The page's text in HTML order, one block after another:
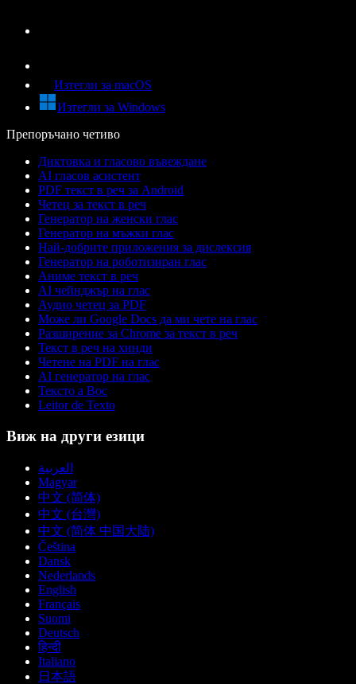
Изтегли за macOS
Изтегли за Windows
Препоръчано четиво
Диктовка и гласово въвеждане
AI гласов асистент
PDF текст в реч за Android
Четец за текст в реч
Генератор на женски глас
Генератор на мъжки глас
Най-добрите приложения за дислексия
Генератор на роботизиран глас
Аниме текст в реч
AI чейнджър на глас
Аудио четец за PDF
Може ли Google Docs да ми чете на глас
Разширение за Chrome за текст в реч
Текст в реч на хинди
Четене на PDF на глас
AI генератор на глас
Тексто а Вос
Leitor de Texto
Виж на други езици
العربية
Magyar
中文 (简体)
中文 (台灣)
中文 (简体 中国大陆)
Čeština
Dansk
Nederlands
English
Français
Suomi
Deutsch
हिन्दी
Italiano
日本語